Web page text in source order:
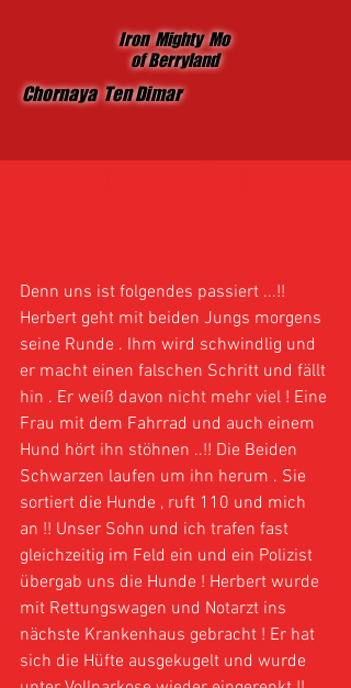
Iron Mighty Mo
of Berryland
Chornaya Ten Dimar
Denn uns ist folgendes passiert ...!!
Herbert geht mit beiden Jungs morgens
seine Runde . Ihm wird schwindlig und
er macht einen falschen Schritt und fällt
hin . Er weiß davon nicht mehr viel ! Eine
Frau mit dem Fahrrad und auch einem
Hund hört ihn stöhnen ..!! Die Beiden
Schwarzen laufen um ihn herum . Sie
sortiert die Hunde , ruft 110 und mich
an !! Unser Sohn und ich trafen fast
gleichzeitig im Feld ein und ein Polizist
übergab uns die Hunde ! Herbert wurde
mit Rettungswagen und Notarzt ins
nächste Krankenhaus gebracht ! Er hat
sich die Hüfte ausgekugelt und wurde